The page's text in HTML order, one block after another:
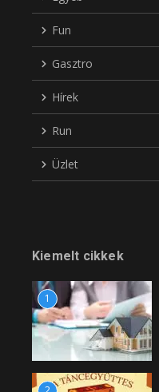
Fun
Gasztro
Hírek
Run
Üzlet
Kiemelt cikkek
1